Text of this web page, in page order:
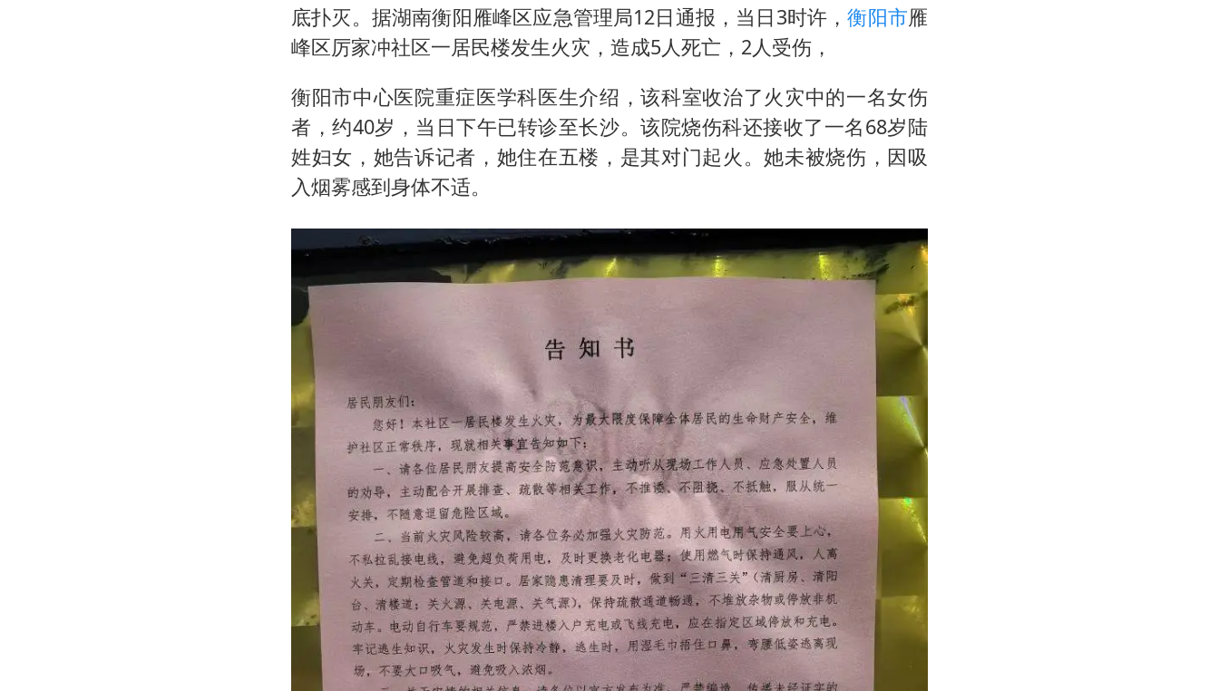
底扑灭。据湖南衡阳雁峰区应急管理局12日通报，当日3时许，衡阳市雁
峰区厉家冲社区一居民楼发生火灾，造成5人死亡，2人受伤，
衡阳市中心医院重症医学科医生介绍，该科室收治了火灾中的一名女伤
者，约40岁，当日下午已转诊至长沙。该院烧伤科还接收了一名68岁陆
姓妇女，她告诉记者，她住在五楼，是其对门起火。她未被烧伤，因吸
入烟雾感到身体不适。